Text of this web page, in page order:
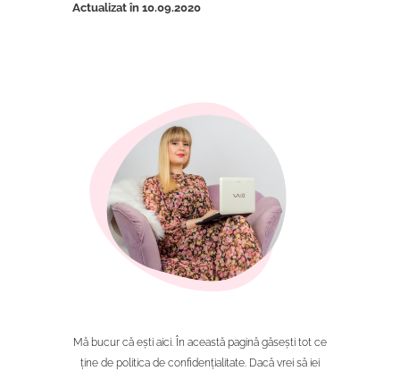
Actualizat în 10.09.2020
Mă bucur că ești aici. În această pagină găsești tot ce
ține de politica de confidențialitate. Dacă vrei să iei